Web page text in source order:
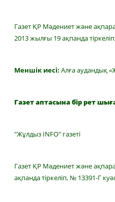
Газет ҚР Мәдениет және
2013 жылғы 19 ақпанда
Меншік иесі: Алға аудандық
Газет аптасына бір рет
"Жұлдыз INFO" газеті
Газет ҚР Мәдениет және
ақпанда тіркеліп, № 13391-Г